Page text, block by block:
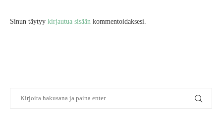
Sinun täytyy kirjautua sisään kommentoidaksesi.